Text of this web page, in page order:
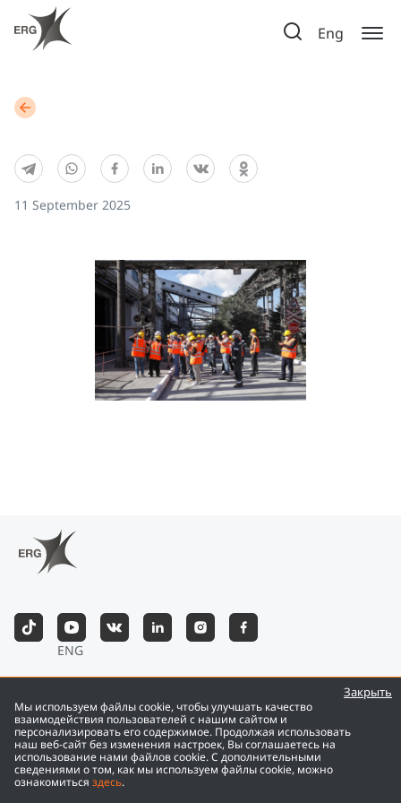
Мы используем файлы cookie, чтобы улучшать качество
взаимодействия пользователей с нашим сайтом и
персонализировать его содержимое. Продолжая использовать
наш веб-сайт без изменения настроек, Вы соглашаетесь на
использование нами файлов cookie. С дополнительными
сведениями о том, как мы используем файлы cookie, можно
ознакомиться здесь.
Закрыть
Eng
11 September 2025
ENG